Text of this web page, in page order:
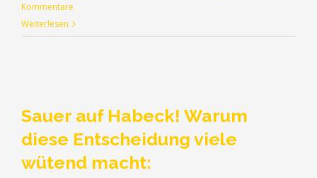
Kommentare
Weiterlesen
Sauer auf Habeck! Warum
diese Entscheidung viele
wütend macht: